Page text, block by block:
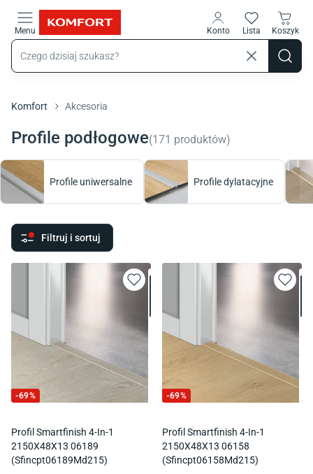
Menu Konto Lista Koszyk
Komfort Akcesoria
Profile podłogowe(171 produktów)
Profile uniwersalne Profile dylatacyjne
Filtruj i sortuj
-69%
Profil Smartfinish 4-In-1
2150X48X13 06189
(Sfincpt06189Md215)
-69%
Profil Smartfinish 4-In-1
2150X48X13 06158
(Sfincpt06158Md215)